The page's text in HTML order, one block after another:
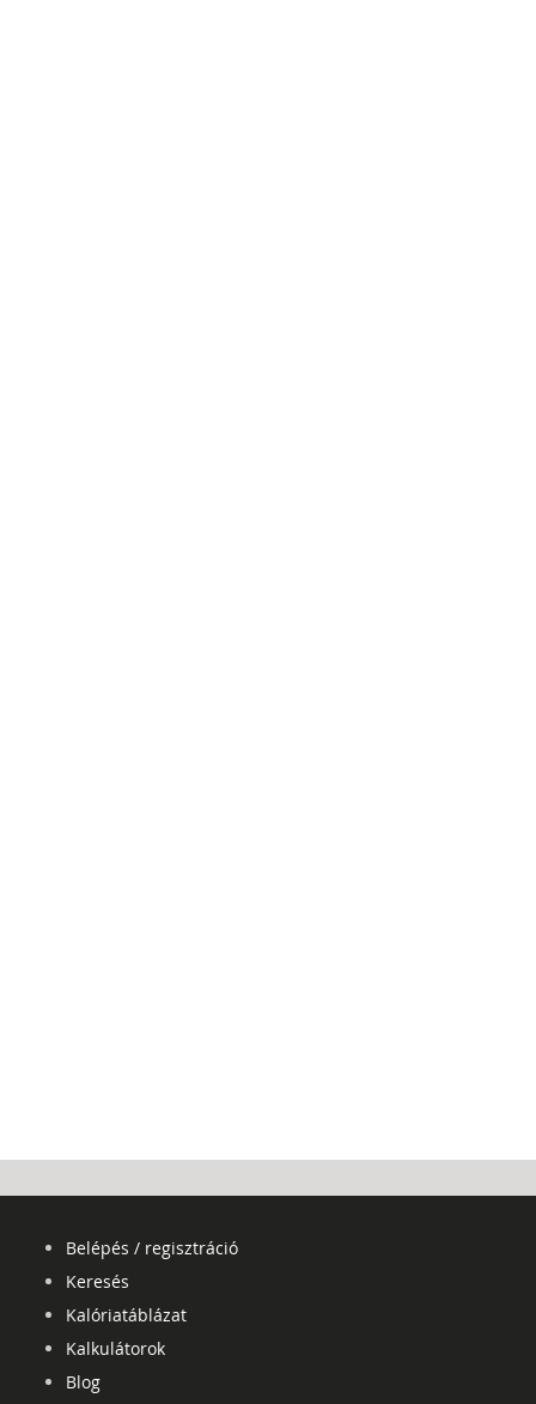
Belépés / regisztráció
Keresés
Kalóriatáblázat
Kalkulátorok
Blog